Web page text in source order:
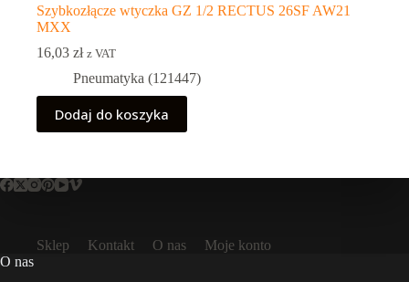
Szybkozłącze wtyczka GZ 1/2 RECTUS 26SF AW21
MXX
16,03 zł z VAT
Pneumatyka (121447)
Dodaj do koszyka
Sklep Kontakt O nas
Moje konto
O nas